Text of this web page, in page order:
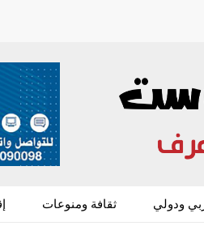
ودولي ثقافة ومنوعات